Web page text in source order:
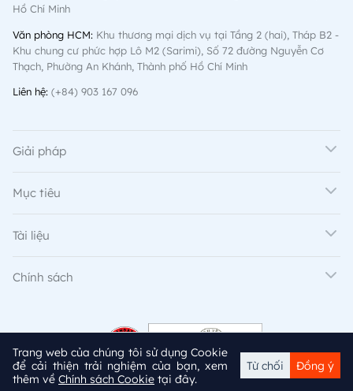
Hồ Chí Minh
Văn phòng HCM: Khu thương mại dịch vụ tại Tầng 2 (hai), Tháp B2 -
Khu chung cư phức hợp Lô M2 (Sarimi), Số 72 đường Nguyễn Cơ
Thạch, Phường An Khánh, Thành phố Hồ Chí Minh
Liên hệ: (+84) 903 167 096
Giải pháp
Mục tiêu
Tài liệu
Chính sách
Trang web của chúng tôi sử dụng Cookie
để cải thiện trải nghiệm của bạn, xem
thêm về Chính sách Cookie tại đây.
Từ chối Đồng ý